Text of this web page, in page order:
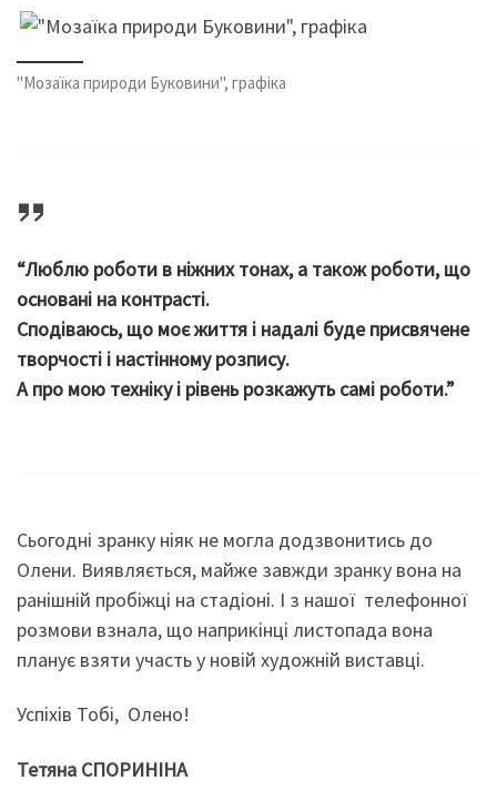
"Мозаїка природи Буковини", графіка
“Люблю роботи в ніжних тонах, а також роботи, що
основані на контрасті.
Сподіваюсь, що моє життя і надалі буде присвячене
творчості і настінному розпису.
А про мою техніку і рівень розкажуть самі роботи.”
Сьогодні зранку ніяк не могла додзвонитись до
Олени. Виявляється, майже завжди зранку вона на
ранішній пробіжці на стадіоні. І з нашої телефонної
розмови взнала, що наприкінці листопада вона
планує взяти участь у новій художній виставці.
Успіхів Тобі, Олено!
Тетяна СПОРИНІНА